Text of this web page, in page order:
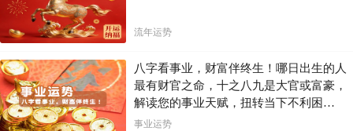
流年运势
八字看事业，财富伴终生！哪日出生的人
最有财官之命，十之八九是大官或富豪，
解读您的事业天赋，扭转当下不利困
局！！
事业运势